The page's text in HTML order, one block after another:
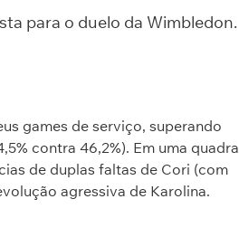
para o duelo da Wimbledon.
games de serviço, superando
contra 46,2%). Em uma quadra
de duplas faltas de Cori (com
agressiva de Karolina.